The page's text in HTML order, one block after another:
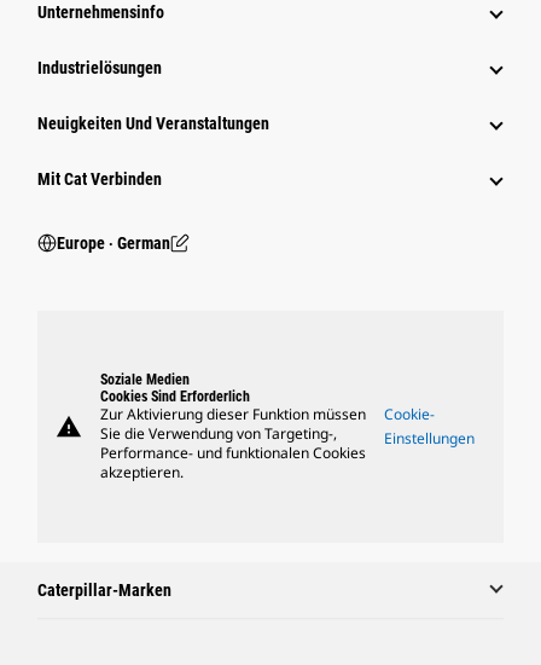
Unternehmensinfo
Industrielösungen
Neuigkeiten Und Veranstaltungen
Mit Cat Verbinden
Europe ‧ German
warning
Soziale Medien
Cookies Sind Erforderlich
Zur Aktivierung dieser Funktion müssen
Sie die Verwendung von Targeting-,
Performance- und funktionalen Cookies
akzeptieren.
Cookie-
Einstellungen
Caterpillar-Marken